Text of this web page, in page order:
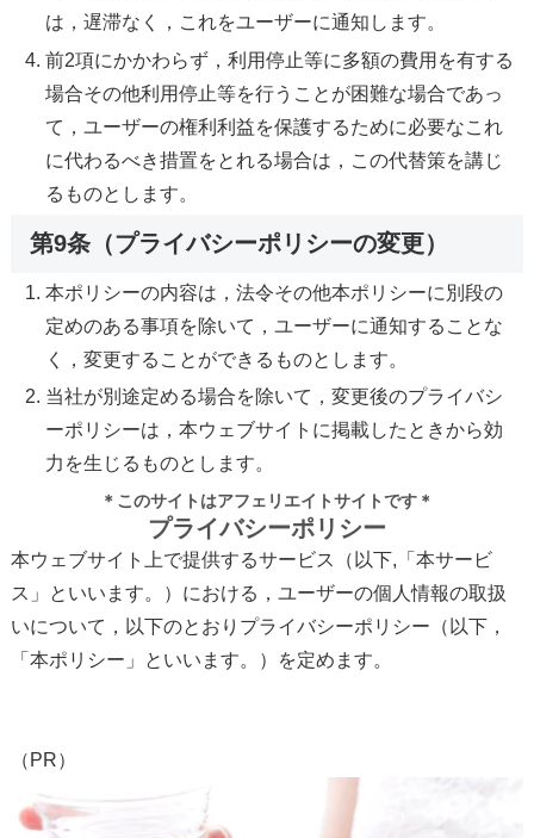
は，遅滞なく，これをユーザーに通知します。
前2項にかかわらず，利用停止等に多額の費用を有する
場合その他利用停止等を行うことが困難な場合であっ
て，ユーザーの権利利益を保護するために必要なこれ
に代わるべき措置をとれる場合は，この代替策を講じ
るものとします。
第9条（プライバシーポリシーの変更）
本ポリシーの内容は，法令その他本ポリシーに別段の
定めのある事項を除いて，ユーザーに通知することな
く，変更することができるものとします。
当社が別途定める場合を除いて，変更後のプライバシ
ーポリシーは，本ウェブサイトに掲載したときから効
力を生じるものとします。
＊このサイトはアフェリエイトサイトです＊
プライバシーポリシー
本ウェブサイト上で提供するサービス（以下,「本サービ
ス」といいます。）における，ユーザーの個人情報の取扱
いについて，以下のとおりプライバシーポリシー（以下，
「本ポリシー」といいます。）を定めます。
（PR）